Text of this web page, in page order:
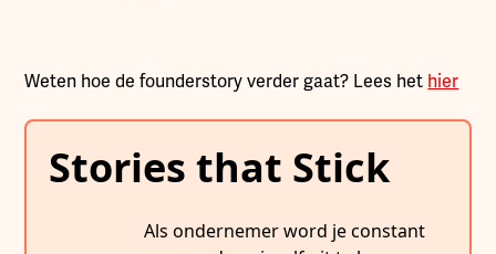
Weten hoe de founderstory verder gaat? Lees het hier
Stories that Stick
Als ondernemer word je constant